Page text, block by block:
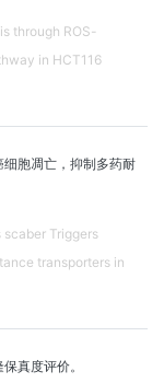
through ROS-
in HCT116
胞凋亡，抑制多药耐
Triggers
transporters in
真度评价。